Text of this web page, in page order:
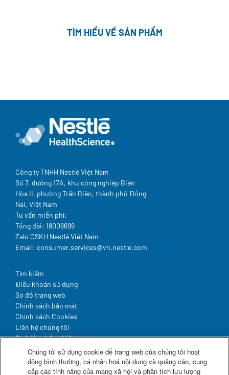
TÌM HIỂU VỀ SẢN PHẨM
Công ty TNHH Nestlé Việt Nam
Số 7, đường 17A, khu công nghiệp Biên
Hòa II, phường Trấn Biên, thành phố Đồng
Nai, Việt Nam
Tư vấn miễn phí:
Tổng đài: 18006699
Zalo CSKH Nestlé Việt Nam
Email: consumer.services@vn.nestle.com
Legal
Tìm kiếm
Điều khoản sử dụng
Sơ đồ trang web
Chính sách bảo mật
Chính sách Cookies
Liên hệ chúng tôi
Cơ hội nghề nghiệp
Hợp tác & Đầu tư
Chúng tôi sử dụng cookie để trang web của chúng tôi hoạt
động bình thường, cá nhân hoá nội dung và quảng cáo, cung
cấp các tính năng của mạng xã hội và phân tích lưu lượng